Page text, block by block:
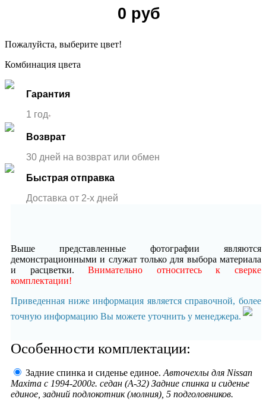
0 руб
Пожалуйста, выберите цвет!
Комбинация цвета
Гарантия
1 год*
Возврат
30 дней на возврат или обмен
Быстрая отправка
Доставка от 2-x дней
Выше представленные фотографии являются
демонстрационными и служат только для выбора материала
и расцветки.Внимательно относитесь к сверке
комплектации!
Приведенная ниже информация является справочной, более
точную информацию Вы можете уточнить у менеджера.
Особенности комплектации:
Задние спинка и сиденье единое. Авточехлы для Nissan
Maxima с 1994-2000г. седан (А-32) Задние спинка и сиденье
единое, задний подлокотник (молния), 5 подголовников.